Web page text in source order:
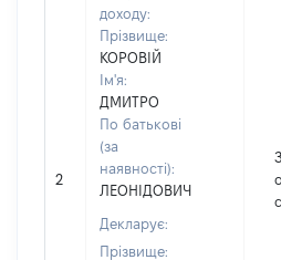
2
доходу:
Прізвище:
КОРОВІЙ
Ім'я:
ДМИТРО
По батькові
(за
наявності):
ЛЕОНІДОВИЧ
Декларує:
Прізвище: